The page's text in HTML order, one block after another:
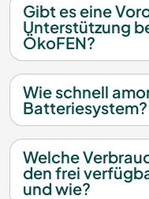
Gibt es eine
Unterstützung
ÖkoFEN?
Wie schnell
Batteriesystem?
Welche
den frei
und wie?